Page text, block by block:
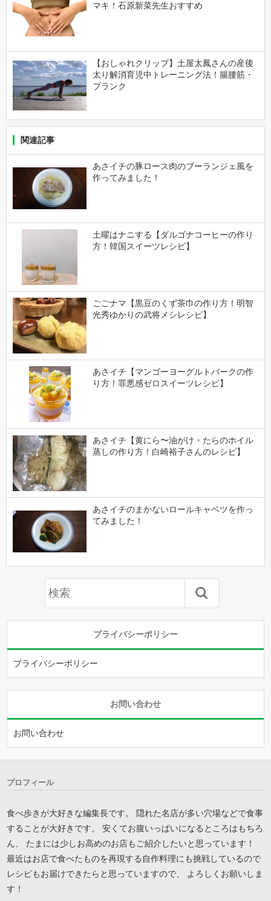
マキ！石原新菜先生おすすめ
【おしゃれクリップ】土屋太鳳さんの産後
太り解消育児中トレーニング法！腸腰筋・
プランク
関連記事
あさイチの豚ロース肉のブーランジェ風を
作ってみました！
土曜はナニする【ダルゴナコーヒーの作り
方！韓国スイーツレシピ】
ごごナマ【黒豆のくず茶巾の作り方！明智
光秀ゆかりの武将メシレシピ】
あさイチ【マンゴーヨーグルトバークの作
り方！罪悪感ゼロスイーツレシピ】
あさイチ【黄にら〜油がけ・たらのホイル
蒸しの作り方！白崎裕子さんのレシピ】
あさイチのまかないロールキャベツを作っ
てみました！
プライバシーポリシー
プライバシーポリシー
お問い合わせ
お問い合わせ
プロフィール
食べ歩きが大好きな編集長です。 隠れた名店が多い穴場などで食事
することが大好きです。 安くてお腹いっぱいになるところはもちろ
ん、 たまには少しお高めのお店もご紹介したいと思っています！
最近はお店で食べたものを再現する自作料理にも挑戦しているので
レシピもお届けできたらと思っていますので、 よろしくお願いしま
す！